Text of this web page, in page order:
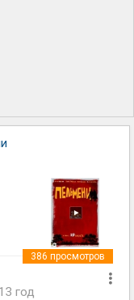
год
386 просмотров